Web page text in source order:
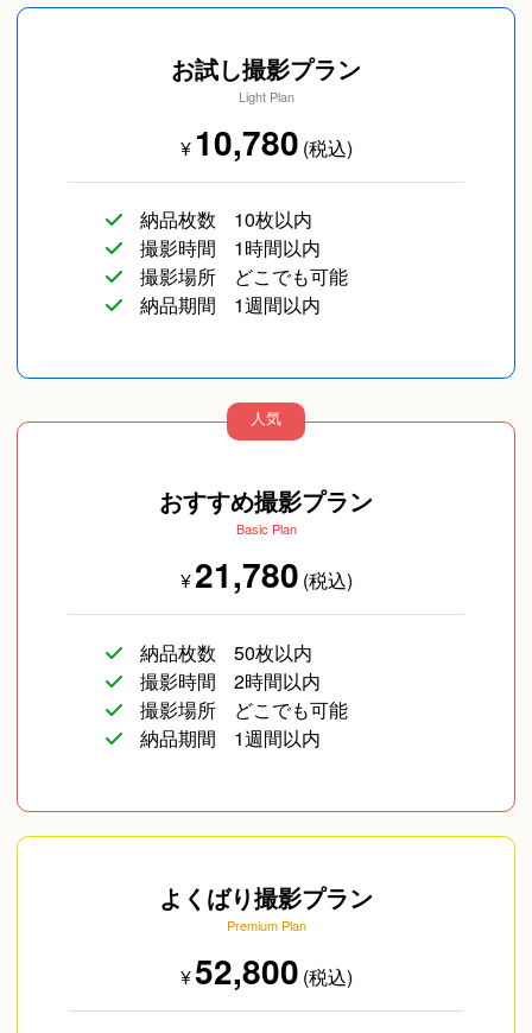
コスプレ写真 海外のお客様
お試し撮影プラン
Light Plan
¥10,780 (税込)
納品枚数
10枚以内
撮影時間
1時間以内
撮影場所
どこでも可能
納品期間
1週間以内
人気
おすすめ撮影プラン
Basic Plan
¥21,780 (税込)
納品枚数
50枚以内
撮影時間
2時間以内
撮影場所
どこでも可能
納品期間
1週間以内
よくばり撮影プラン
Premium Plan
¥52,800 (税込)